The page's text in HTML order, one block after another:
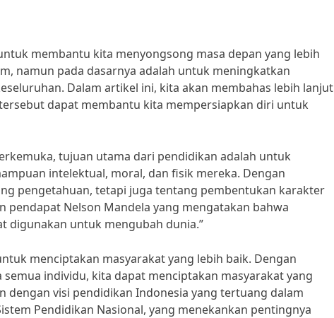
membantu kita menyongsong masa depan yang lebih
namun pada dasarnya adalah untuk meningkatkan
Dalam artikel ini, kita akan membahas lebih lanjut
dapat membantu kita mempersiapkan diri untuk
tujuan utama dari pendidikan adalah untuk
intelektual, moral, dan fisik mereka. Dengan
pengetahuan, tetapi juga tentang pembentukan karakter
pendapat Nelson Mandela yang mengatakan bahwa
digunakan untuk mengubah dunia.”
menciptakan masyarakat yang lebih baik. Dengan
individu, kita dapat menciptakan masyarakat yang
dengan visi pendidikan Indonesia yang tertuang dalam
Pendidikan Nasional, yang menekankan pentingnya